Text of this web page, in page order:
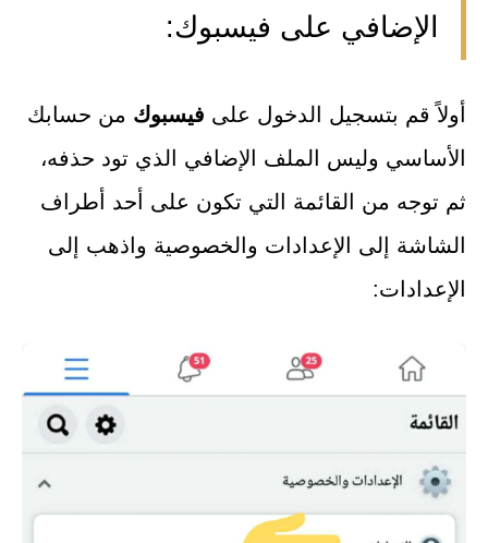
الإضافي على فيسبوك:
أولاً قم بتسجيل الدخول على فيسبوك من حسابك
الأساسي وليس الملف الإضافي الذي تود حذفه،
ثم توجه من القائمة التي تكون على أحد أطراف
الشاشة إلى الإعدادات والخصوصية واذهب إلى
الإعدادات: